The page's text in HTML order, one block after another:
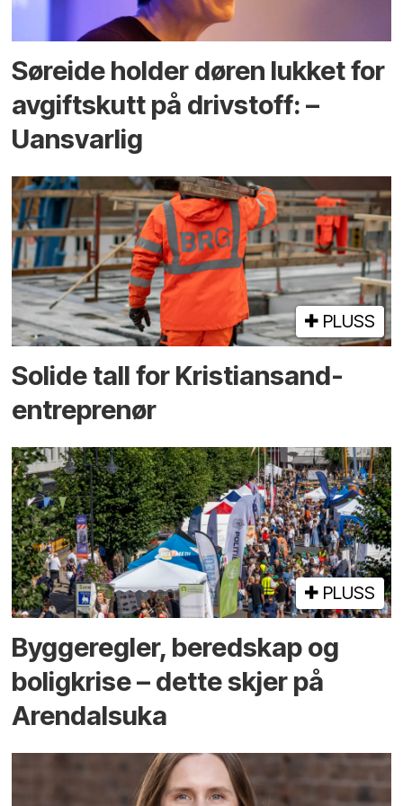
Søreide holder døren lukket for
avgiftskutt på drivstoff: –
Uansvarlig
PLUSS
Solide tall for Kristiansand-
entreprenør
PLUSS
Bygge­regler, beredskap og
bolig­krise – dette skjer på
Arendals­uka